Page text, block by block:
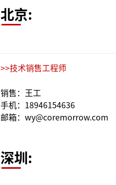
北京:
>>技术销售工程师
销售：王工
手机：18946154636
邮箱：wy@coremorrow.com
深圳: